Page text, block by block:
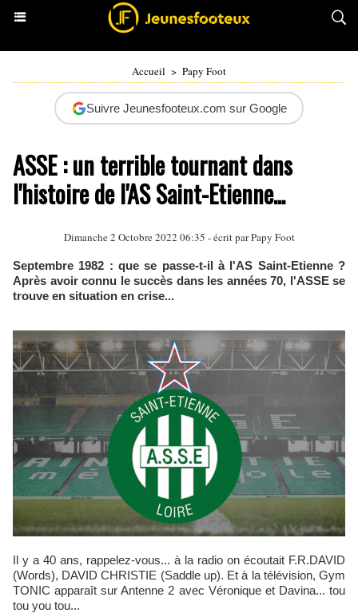
Accueil > Papy Foot
Suivre Jeunesfooteux.com sur Google
ASSE : un terrible tournant dans
l'histoire de l'AS Saint-Etienne...
Dimanche 2 Octobre 2022 06:35 - écrit parPapy Foot
Septembre 1982 : que se passe-t-il à l'AS Saint-Etienne ?
Après avoir connu le succès dans les années 70, l'ASSE se
trouve en situation en crise...
Il y a 40 ans, rappelez-vous... à la radio on écoutait F.R.DAVID
(Words), DAVID CHRISTIE (Saddle up). Et à la télévision, Gym
TONIC apparaît sur Antenne 2 avec Véronique et Davina... tou
tou you tou...